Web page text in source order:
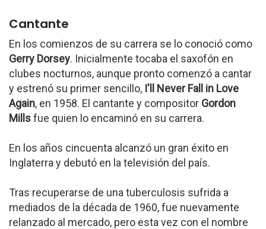
Cantante
En los comienzos de su carrera se lo conoció como
Gerry Dorsey. Inicialmente tocaba el saxofón en
clubes nocturnos, aunque pronto comenzó a cantar
y estrenó su primer sencillo, I'll Never Fall in Love
Again, en 1958. El cantante y compositor Gordon
Millsfue quien lo encaminó en su carrera.
En los años cincuenta alcanzó un gran éxito en
Inglaterra y debutó en la televisión del país.
Tras recuperarse de una tuberculosis sufrida a
mediados de la década de 1960, fue nuevamente
relanzado al mercado, pero esta vez con el nombre